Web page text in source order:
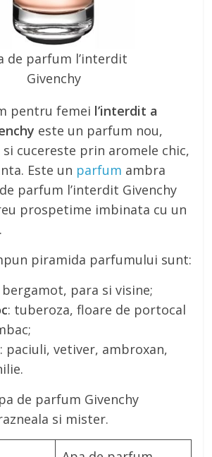
de parfum l’interdit
Givenchy
pentru femei l’interdit a
este un parfum nou,
si cucereste prin aromele chic,
Este un parfum ambra
parfum l’interdit Givenchy
prospetime imbinata cu un
piramida parfumului sunt:
bergamot, para si visine;
: tuberoza, floare de portocal
: paciuli, vetiver, ambroxan,
de parfum Givenchy
si mister.